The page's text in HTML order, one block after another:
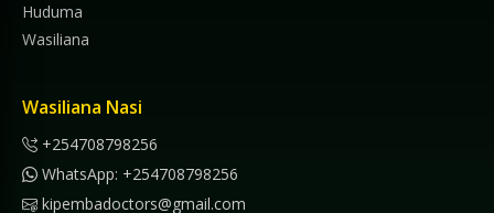
Huduma
Wasiliana
Wasiliana Nasi
+254708798256
WhatsApp: +254708798256
kipembadoctors@gmail.com